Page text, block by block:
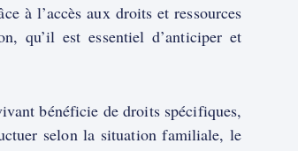
à l’accès aux droits et ressources
qu’il est essentiel d’anticiper et
bénéficie de droits spécifiques,
selon la situation familiale, le